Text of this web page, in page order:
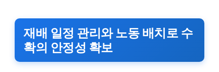
재배 일정 관리와 노동 배치로 수
확의 안정성 확보